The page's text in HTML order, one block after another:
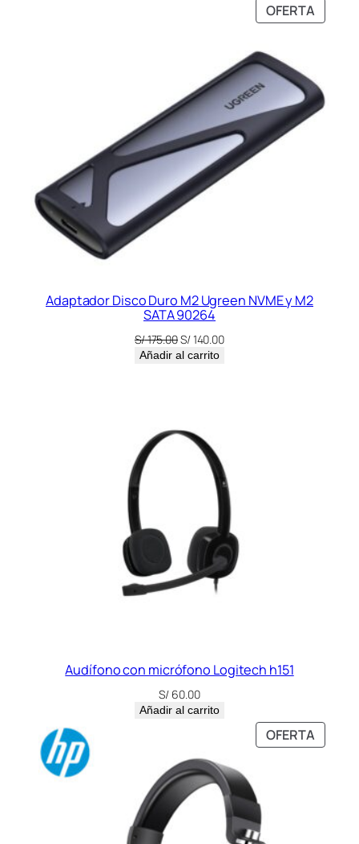
OFERTA
EN
Adaptador Disco Duro M2 Ugreen NVME y M2
SATA 90264
S/175.00El
precio
S/140.00El
Añadir al carrito
Audífono con micrófono Logitech h151
S/ 60.00
Añadir al carrito
OFERTA
EN